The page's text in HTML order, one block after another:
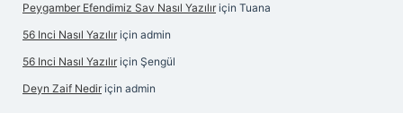
Peygamber Efendimiz Sav Nasıl Yazılır için Tuana
56 Inci Nasıl Yazılır için admin
56 Inci Nasıl Yazılır için Şengül
Deyn Zaif Nedir için admin